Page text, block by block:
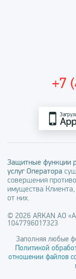
+7
Защитные функции
услуг Оператора
совершения
имущества
от них.
© 2026 ARKAN АО
1047796017323
Заполняя любые
Политикой
отношении файлов